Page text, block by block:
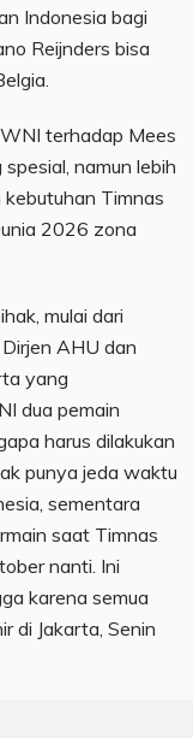
Indonesia bagi
Reijnders bisa
terhadap Mees
namun lebih
Timnas
2026 zona
mulai dari
AHU dan
yang
dua pemain
harus dilakukan
punya jeda waktu
sementara
saat Timnas
nanti. Ini
karena semua
di Jakarta, Senin